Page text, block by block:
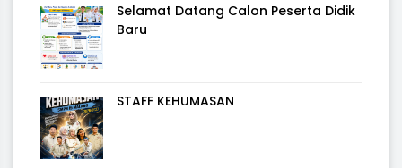
Selamat Datang Calon Peserta Didik
Baru
STAFF KEHUMASAN